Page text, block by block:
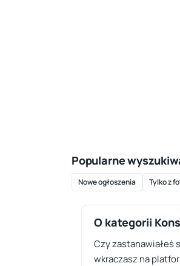
Popularne
Nowe ogłoszenia Tylko z
O kategorii
Czy zastanawiałeś
wkraczasz na